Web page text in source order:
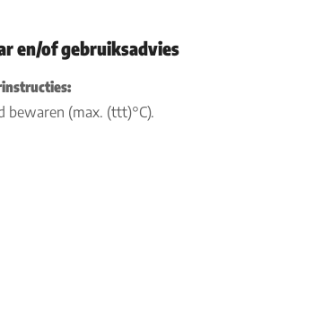
en/of gebruiksadvies
bewaren (max. (ttt)°C).